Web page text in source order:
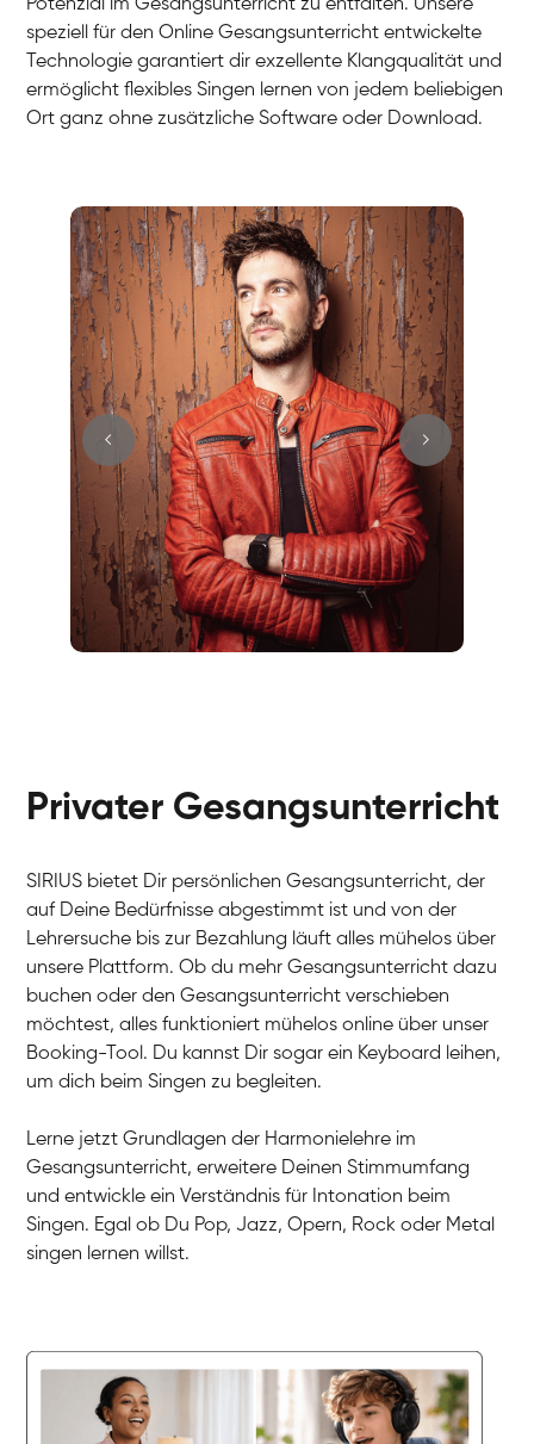
Potenzial im Gesangsunterricht zu entfalten. Unsere
speziell für den Online Gesangsunterricht entwickelte
Technologie garantiert dir exzellente Klangqualität und
ermöglicht flexibles Singen lernen von jedem beliebigen
Ort ganz ohne zusätzliche Software oder Download.
Stefan
Gesang / Vocal
Gesang / Vocal
Anna
Gesang / Vocal
Gesang / Vocal
Gesang / Vocal
Gesang / Vocal
Gesang / Vocal
Gesang / Vocal
Gesang / Vocal
Gesang / Vocal
Gesang / Vocal
Gesang / Vocal
Gesang / Vocal
Privater Gesangsunterricht
SIRIUS bietet Dir persönlichen Gesangsunterricht, der
auf Deine Bedürfnisse abgestimmt ist und von der
Lehrersuche bis zur Bezahlung läuft alles mühelos über
unsere Plattform. Ob du mehr Gesangsunterricht dazu
buchen oder den Gesangsunterricht verschieben
möchtest, alles funktioniert mühelos online über unser
Booking-Tool. Du kannst Dir sogar ein Keyboard leihen,
um dich beim Singen zu begleiten.
Lerne jetzt Grundlagen der Harmonielehre im
Gesangsunterricht, erweitere Deinen Stimmumfang
und entwickle ein Verständnis für Intonation beim
Singen. Egal ob Du Pop, Jazz, Opern, Rock oder Metal
singen lernen willst.